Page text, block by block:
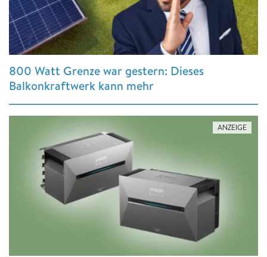
800 Watt Grenze war gestern: Dieses
Balkonkraftwerk kann mehr
ANZEIGE